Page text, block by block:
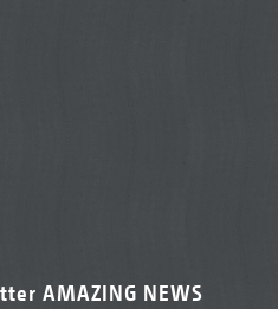
AMAZING NEWS